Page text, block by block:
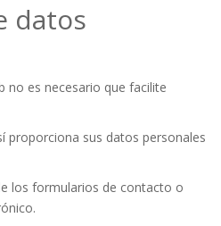
datos
no es necesario que facilite
proporciona sus datos personales
los formularios de contacto o